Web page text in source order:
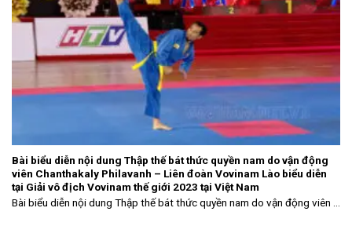
Bài biểu diễn nội dung Thập thế bát thức quyền nam do vận động
viên Chanthakaly Philavanh – Liên đoàn Vovinam Lào biểu diễn
tại Giải vô địch Vovinam thế giới 2023 tại Việt Nam
Bài biểu diễn nội dung Thập thế bát thức quyền nam do vận động viên ...